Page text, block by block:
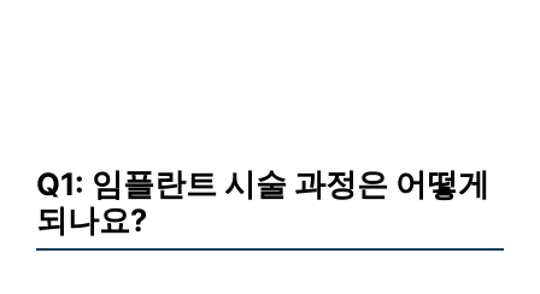
Q1: 임플란트 시술 과정은 어떻게
되나요?